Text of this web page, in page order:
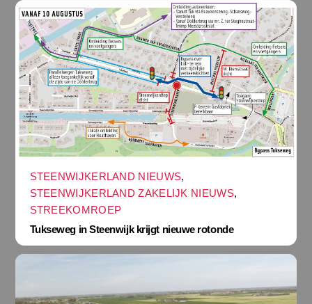
STEENWIJKERLAND NIEUWS,
STEENWIJKERLAND ZAKELIJK NIEUWS,
STREEKOMROEP
Tukseweg in Steenwijk krijgt nieuwe rotonde